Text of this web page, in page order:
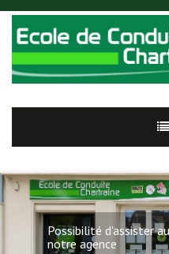
Possibilité d'assister
notre agence